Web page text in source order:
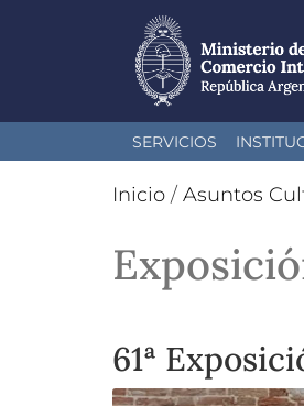
al
SERVICIOS
Inicio / Asuntos
61ª